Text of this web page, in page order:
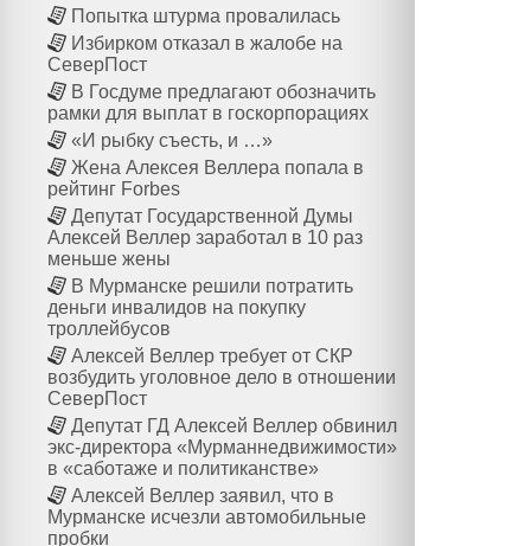
Попытка штурма провалилась
Избирком отказал в жалобе на
СеверПост
В Госдуме предлагают обозначить
рамки для выплат в госкорпорациях
«И рыбку съесть, и …»
Жена Алексея Веллера попала в
рейтинг Forbes
Депутат Государственной Думы
Алексей Веллер заработал в 10 раз
меньше жены
В Мурманске решили потратить
деньги инвалидов на покупку
троллейбусов
Алексей Веллер требует от СКР
возбудить уголовное дело в отношении
СеверПост
Депутат ГД Алексей Веллер обвинил
экс-директора «Мурманнедвижимости»
в «саботаже и политиканстве»
Алексей Веллер заявил, что в
Мурманске исчезли автомобильные
пробки